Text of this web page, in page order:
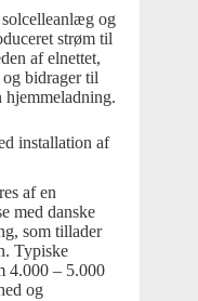
solcelleanlæg og
strøm til
af elnettet,
bidrager til
hjemmeladning.
installation af
af en
med danske
som tillader
Typiske
4.000 – 5.000
og